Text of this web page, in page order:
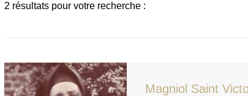
2 résultats pour votre recherche :
Magniol Saint